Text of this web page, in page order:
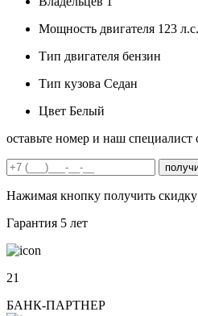
Мощность двигателя 123 л.с.
Тип двигателя бензин
Тип кузова Седан
Цвет Белый
оставьте номер и наш специалист
Нажимая кнопку получить скидку
Гарантия 5 лет
21
БАНК-ПАРТНЕР